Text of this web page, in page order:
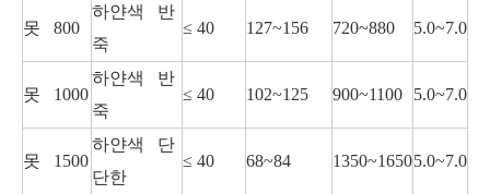
못 800
하얀색 반
죽
≤ 40 127~156 720~880 5.0~7.0
못 1000
하얀색 반
죽
≤ 40 102~125 900~1100 5.0~7.0
못 1500
하얀색 단
단한
≤ 40 68~84 1350~16505.0~7.0